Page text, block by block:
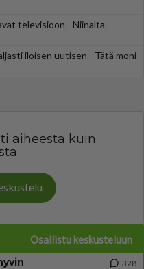
televisioon - Niinalta
iloisen uutisen - Tätä moni
aiheesta kuin
Osallistu keskusteluun
328